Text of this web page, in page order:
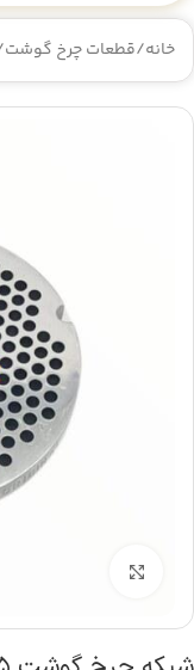
خانه/قطعات چرخ گوشت